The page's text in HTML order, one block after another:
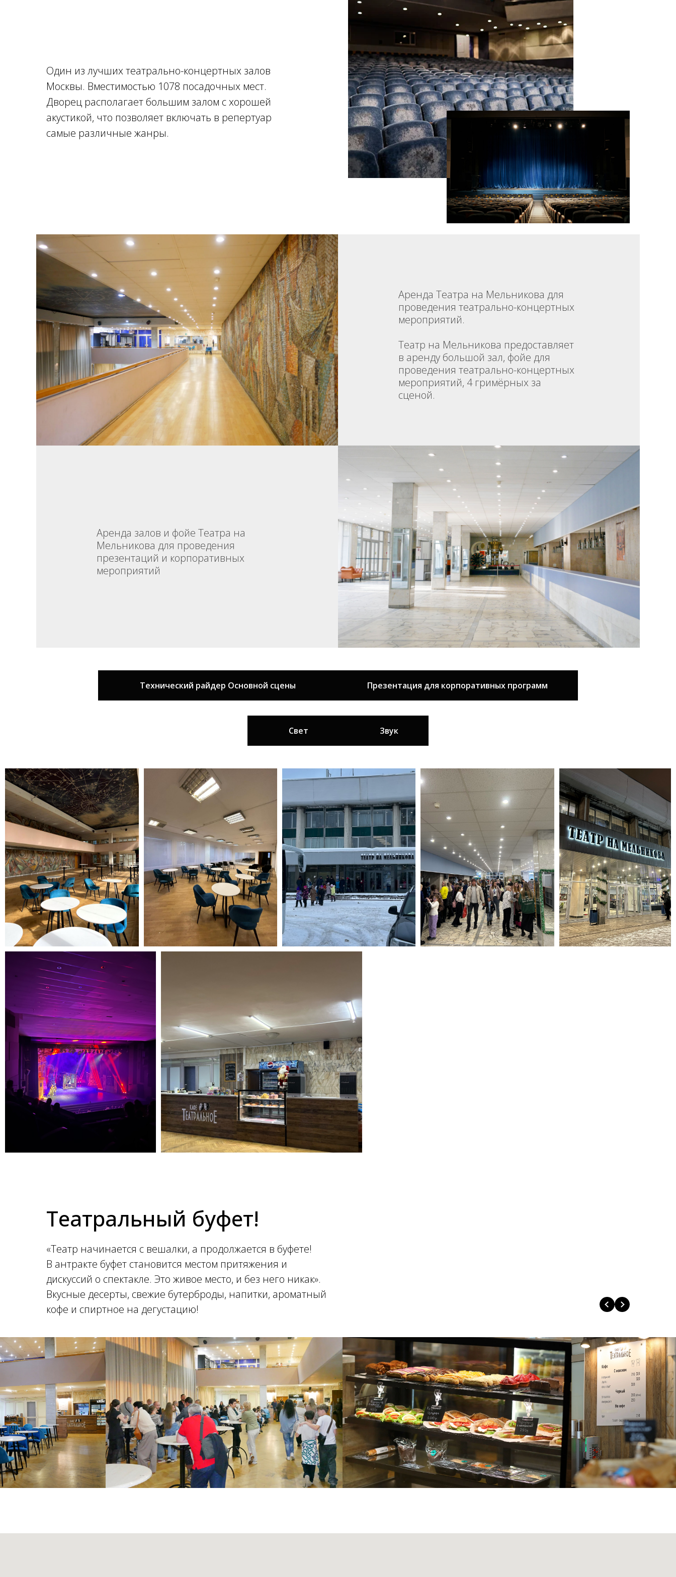
Один из лучших театрально-концертных залов
Москвы. Вместимостью 1078 посадочных мест.
Дворец располагает большим залом с хорошей
акустикой, что позволяет включать в репертуар
самые различные жанры.
Аренда Театра на Мельникова для
проведения театрально-концертных
мероприятий.
Театр на Мельникова предоставляет
в аренду большой зал, фойе для
проведения театрально-концертных
мероприятий, 4 гримёрных за
сценой.
Аренда залов и фойе Театра на
Мельникова для проведения
презентаций и корпоративных
мероприятий
Технический райдер Основной сцены Презентация для корпоративных программ
Свет Звук
Театральный буфет!
«Театр начинается с вешалки, а продолжается в буфете!
В антракте буфет становится местом притяжения и
дискуссий о спектакле. Это живое место, и без него никак».
Вкусные десерты, свежие бутерброды, напитки, ароматный
кофе и спиртное на дегустацию!